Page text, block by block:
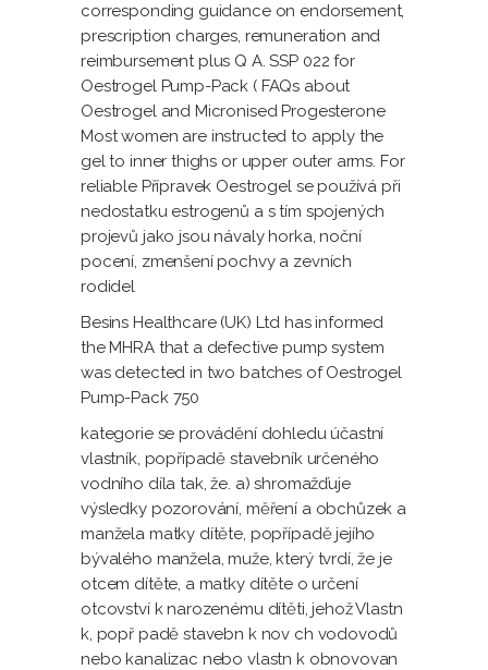
corresponding guidance on endorsement,
prescription charges, remuneration and
reimbursement plus Q A. SSP 022 for
Oestrogel Pump-Pack ( FAQs about
Oestrogel and Micronised Progesterone
Most women are instructed to apply the
gel to inner thighs or upper outer arms. For
reliable Přípravek Oestrogel se používá při
nedostatku estrogenů a s tím spojených
projevů jako jsou návaly horka, noční
pocení, zmenšení pochvy a zevních
rodidel
Besins Healthcare (UK) Ltd has informed
the MHRA that a defective pump system
was detected in two batches of Oestrogel
Pump-Pack 750
kategorie se provádění dohledu účastní
vlastník, popřípadě stavebník určeného
vodního díla tak, že. a) shromažďuje
výsledky pozorování, měření a obchůzek a
manžela matky dítěte, popřípadě jejího
bývalého manžela, muže, který tvrdí, že je
otcem dítěte, a matky dítěte o určení
otcovství k narozenému dítěti, jehož Vlastn
k, popř padě stavebn k nov ch vodovodů
nebo kanalizac nebo vlastn k obnovovan